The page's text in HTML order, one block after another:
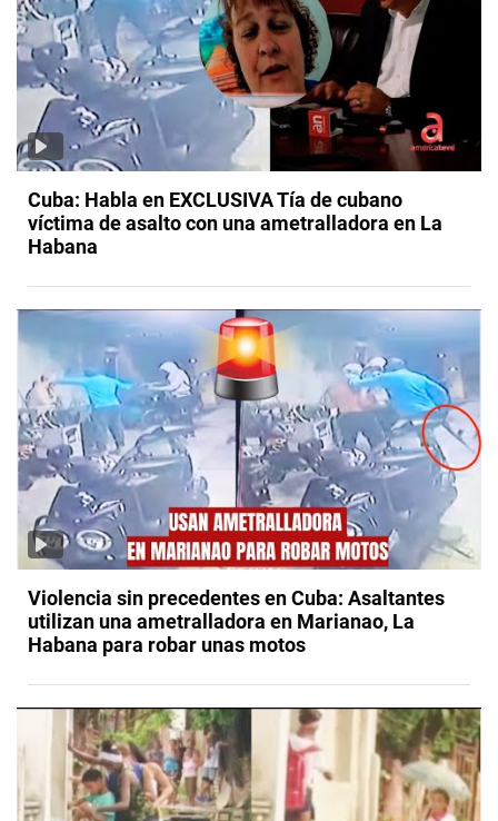
Cuba: Habla en EXCLUSIVA Tía de cubano
víctima de asalto con una ametralladora en La
Habana
Violencia sin precedentes en Cuba: Asaltantes
utilizan una ametralladora en Marianao, La
Habana para robar unas motos